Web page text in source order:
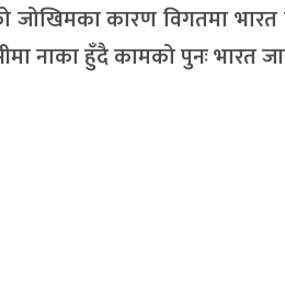
जोखिमका कारण विगतमा
नाका हुँदै कामको पुनः भारत